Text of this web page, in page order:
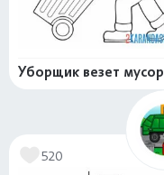
Уборщик везет мусор
520